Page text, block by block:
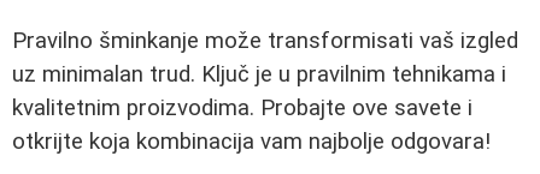
Pravilno šminkanje može transformisati vaš izgled
uz minimalan trud. Ključ je u pravilnim tehnikama i
kvalitetnim proizvodima. Probajte ove savete i
otkrijte koja kombinacija vam najbolje odgovara!